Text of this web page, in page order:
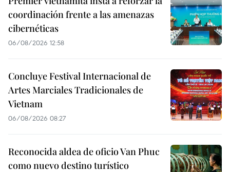
coordinación frente a las amenazas
cibernéticas
06/08/2026 12:58
Concluye Festival Internacional de
Artes Marciales Tradicionales de
Vietnam
06/08/2026 08:27
Reconocida aldea de oficio Van Phuc
como nuevo destino turístico